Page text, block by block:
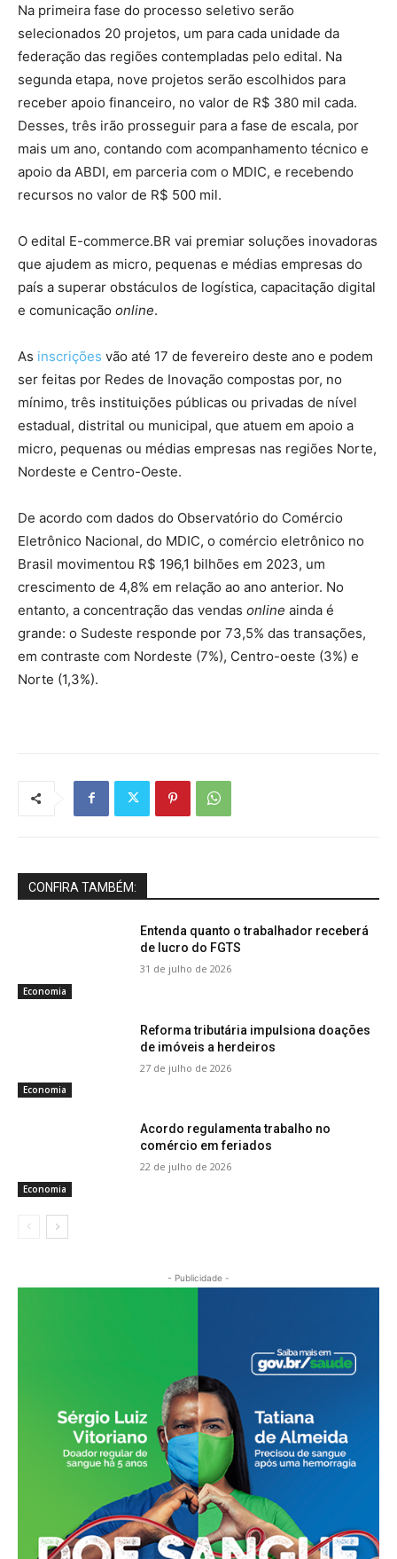
Na primeira fase do processo seletivo serão
selecionados 20 projetos, um para cada unidade da
federação das regiões contempladas pelo edital. Na
segunda etapa, nove projetos serão escolhidos para
receber apoio financeiro, no valor de R$ 380 mil cada.
Desses, três irão prosseguir para a fase de escala, por
mais um ano, contando com acompanhamento técnico e
apoio da ABDI, em parceria com o MDIC, e recebendo
recursos no valor de R$ 500 mil.
O edital E-commerce.BR vai premiar soluções inovadoras
que ajudem as micro, pequenas e médias empresas do
país a superar obstáculos de logística, capacitação digital
e comunicação online.
As inscrições vão até 17 de fevereiro deste ano e podem
ser feitas por Redes de Inovação compostas por, no
mínimo, três instituições públicas ou privadas de nível
estadual, distrital ou municipal, que atuem em apoio a
micro, pequenas ou médias empresas nas regiões Norte,
Nordeste e Centro-Oeste.
De acordo com dados do Observatório do Comércio
Eletrônico Nacional, do MDIC, o comércio eletrônico no
Brasil movimentou R$ 196,1 bilhões em 2023, um
crescimento de 4,8% em relação ao ano anterior. No
entanto, a concentração das vendas online ainda é
grande: o Sudeste responde por 73,5% das transações,
em contraste com Nordeste (7%), Centro-oeste (3%) e
Norte (1,3%).
CONFIRA TAMBÉM:
Economia
Entenda quanto o trabalhador receberá
de lucro do FGTS
31 de julho de 2026
Economia
Reforma tributária impulsiona doações
de imóveis a herdeiros
27 de julho de 2026
Economia
Acordo regulamenta trabalho no
comércio em feriados
22 de julho de 2026
- Publicidade -